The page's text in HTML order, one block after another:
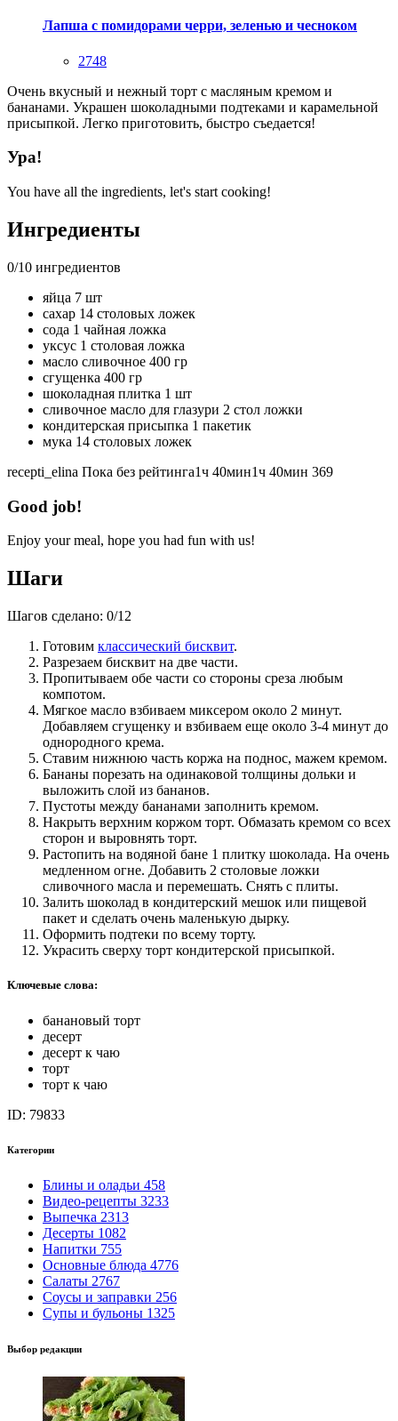
Лапша с помидорами черри, зеленью и чесноком
2748
Очень вкусный и нежный торт с масляным кремом и
бананами. Украшен шоколадными подтеками и карамельной
присыпкой. Легко приготовить, быстро съедается!
Ура!
You have all the ingredients, let's start cooking!
Ингредиенты
0/10 ингредиентов
яйца 7 шт
сахар 14 столовых ложек
сода 1 чайная ложка
уксус 1 столовая ложка
масло сливочное 400 гр
сгущенка 400 гр
шоколадная плитка 1 шт
сливочное масло для глазури 2 стол ложки
кондитерская присыпка 1 пакетик
мука 14 столовых ложек
recepti_elina Пока без рейтинга1ч 40мин1ч 40мин 369
Good job!
Enjoy your meal, hope you had fun with us!
Шаги
Шагов сделано: 0/12
Готовим классический бисквит.
Разрезаем бисквит на две части.
Пропитываем обе части со стороны среза любым
компотом.
Мягкое масло взбиваем миксером около 2 минут.
Добавляем сгущенку и взбиваем еще около 3-4 минут до
однородного крема.
Ставим нижнюю часть коржа на поднос, мажем кремом.
Бананы порезать на одинаковой толщины дольки и
выложить слой из бананов.
Пустоты между бананами заполнить кремом.
Накрыть верхним коржом торт. Обмазать кремом со всех
сторон и выровнять торт.
Растопить на водяной бане 1 плитку шоколада. На очень
медленном огне. Добавить 2 столовые ложки
сливочного масла и перемешать. Снять с плиты.
Залить шоколад в кондитерский мешок или пищевой
пакет и сделать очень маленькую дырку.
Оформить подтеки по всему торту.
Украсить сверху торт кондитерской присыпкой.
Ключевые слова:
банановый торт
десерт
десерт к чаю
торт
торт к чаю
ID: 79833
Категории
Блины и оладьи 458
Видео-рецепты 3233
Выпечка 2313
Десерты 1082
Напитки 755
Основные блюда 4776
Салаты 2767
Соусы и заправки 256
Супы и бульоны 1325
Выбор редакции